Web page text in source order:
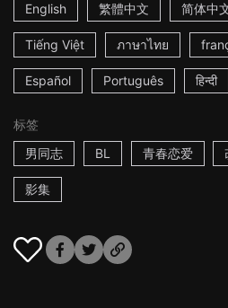
English
繁體中文 简体中
Tiếng Việt ภาษาไทย
Español Português हिन्दी
标签
男同志
BL 青春恋爱
影集